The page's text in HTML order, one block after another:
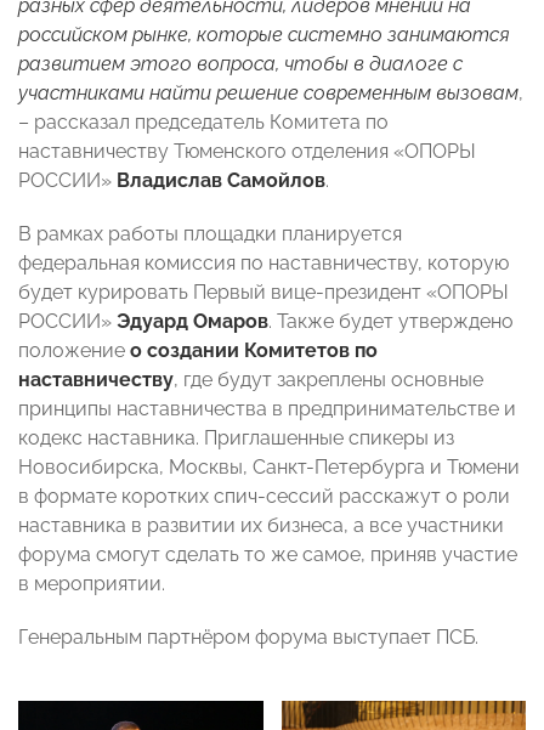
разных сфер деятельности, лидеров мнений на
российском рынке, которые системно занимаются
развитием этого вопроса, чтобы в диалоге с
участниками найти решение современным вызовам,
– рассказал председатель Комитета по
наставничеству Тюменского отделения «ОПОРЫ
РОССИИ» Владислав Самойлов.
В рамках работы площадки планируется
федеральная комиссия по наставничеству, которую
будет курировать Первый вице-президент «ОПОРЫ
РОССИИ» Эдуард Омаров. Также будет утверждено
положение о создании Комитетов по
наставничеству, где будут закреплены основные
принципы наставничества в предпринимательстве и
кодекс наставника. Приглашенные спикеры из
Новосибирска, Москвы, Санкт-Петербурга и Тюмени
в формате коротких спич-сессий расскажут о роли
наставника в развитии их бизнеса, а все участники
форума смогут сделать то же самое, приняв участие
в мероприятии.
Генеральным партнёром форума выступает ПСБ.